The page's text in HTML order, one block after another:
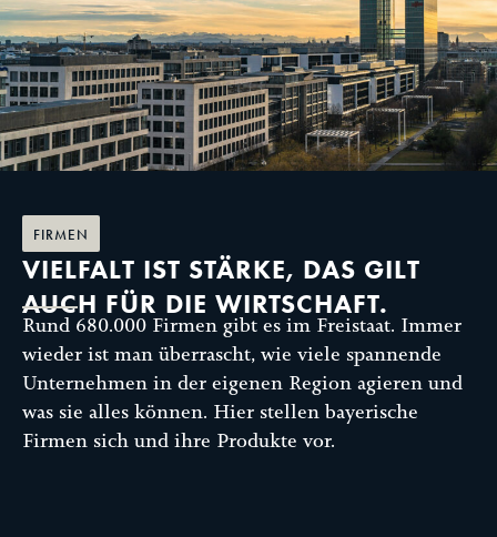
FIRMEN
VIELFALT IST STÄRKE, DAS GILT
AUCH FÜR DIE WIRTSCHAFT.
Rund 680.000 Firmen gibt es im Freistaat. Immer
wieder ist man überrascht, wie viele spannende
Unternehmen in der eigenen Region agieren und
was sie alles können. Hier stellen bayerische
Firmen sich und ihre Produkte vor.